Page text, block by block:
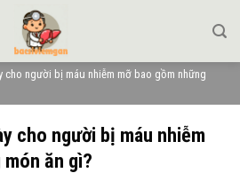
cho người bị máu nhiễm mỡ bao gồm những
cho người bị máu nhiễm
ăn gì?